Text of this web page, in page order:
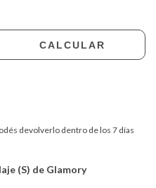
CALCULAR
devolverlo dentro de los 7 días
(S) de Glamory